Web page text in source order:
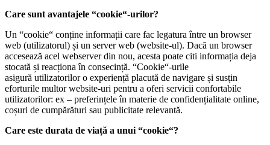
Care sunt avantajele “cookie“-urilor?
Un “cookie“ conține informații care fac legatura între un browser
web (utilizatorul) și un server web (website-ul). Dacă un browser
accesează acel webserver din nou, acesta poate citi informația deja
stocată și reacționa în consecință. “Cookie“-urile
asigură utilizatorilor o experiență placută de navigare și susțin
eforturile multor website-uri pentru a oferi servicii confortabile
utilizatorilor: ex – preferințele în materie de confidențialitate online,
coșuri de cumpărături sau publicitate relevantă.
Care este durata de viață a unui “cookie“?